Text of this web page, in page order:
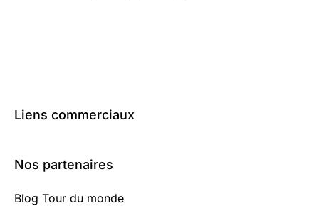
Liens commerciaux
Nos partenaires
Blog Tour du monde